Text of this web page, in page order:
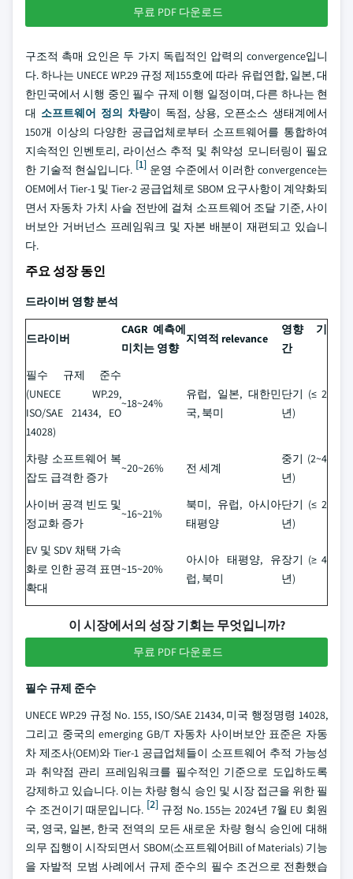
무료 PDF 다운로드
구조적 촉매 요인은 두 가지 독립적인 압력의 convergence입니
다. 하나는 UNECE WP.29 규정 제155호에 따라 유럽연합, 일본, 대
한민국에서 시행 중인 필수 규제 이행 일정이며, 다른 하나는 현
대 소프트웨어 정의 차량이 독점, 상용, 오픈소스 생태계에서
150개 이상의 다양한 공급업체로부터 소프트웨어를 통합하여
지속적인 인벤토리, 라이선스 추적 및 취약성 모니터링이 필요
한 기술적 현실입니다. [1] 운영 수준에서 이러한 convergence는
OEM에서 Tier-1 및 Tier-2 공급업체로 SBOM 요구사항이 계약화되
면서 자동차 가치 사슬 전반에 걸쳐 소프트웨어 조달 기준, 사이
버보안 거버넌스 프레임워크 및 자본 배분이 재편되고 있습니
다.
주요 성장 동인
드라이버 영향 분석
드라이버
CAGR 예측에
미치는 영향
지역적 relevance
영향 기
간
필수 규제 준수
(UNECE WP.29,
ISO/SAE 21434, EO
14028)
~18~24%
유럽, 일본, 대한민
국, 북미
단기 (≤ 2
년)
차량 소프트웨어 복
잡도 급격한 증가
~20~26% 전 세계
중기 (2~4
년)
사이버 공격 빈도 및
정교화 증가
~16~21%
북미, 유럽, 아시아
태평양
단기 (≤ 2
년)
EV 및 SDV 채택 가속
화로 인한 공격 표면
확대
~15~20%
아시아 태평양, 유
럽, 북미
장기 (≥ 4
년)
이 시장에서의 성장 기회는 무엇입니까?
무료 PDF 다운로드
필수 규제 준수
UNECE WP.29 규정 No. 155, ISO/SAE 21434, 미국 행정명령 14028,
그리고 중국의 emerging GB/T 자동차 사이버보안 표준은 자동
차 제조사(OEM)와 Tier-1 공급업체들이 소프트웨어 추적 가능성
과 취약점 관리 프레임워크를 필수적인 기준으로 도입하도록
강제하고 있습니다. 이는 차량 형식 승인 및 시장 접근을 위한 필
수 조건이기 때문입니다. [2] 규정 No. 155는 2024년 7월 EU 회원
국, 영국, 일본, 한국 전역의 모든 새로운 차량 형식 승인에 대해
의무 집행이 시작되면서 SBOM(소프트웨어Bill of Materials) 기능
을 자발적 모범 사례에서 규제 준수의 필수 조건으로 전환했습